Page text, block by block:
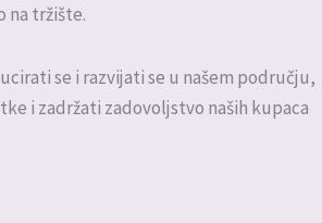
na tržište.
se i razvijati se u našem području,
i zadržati zadovoljstvo naših kupaca